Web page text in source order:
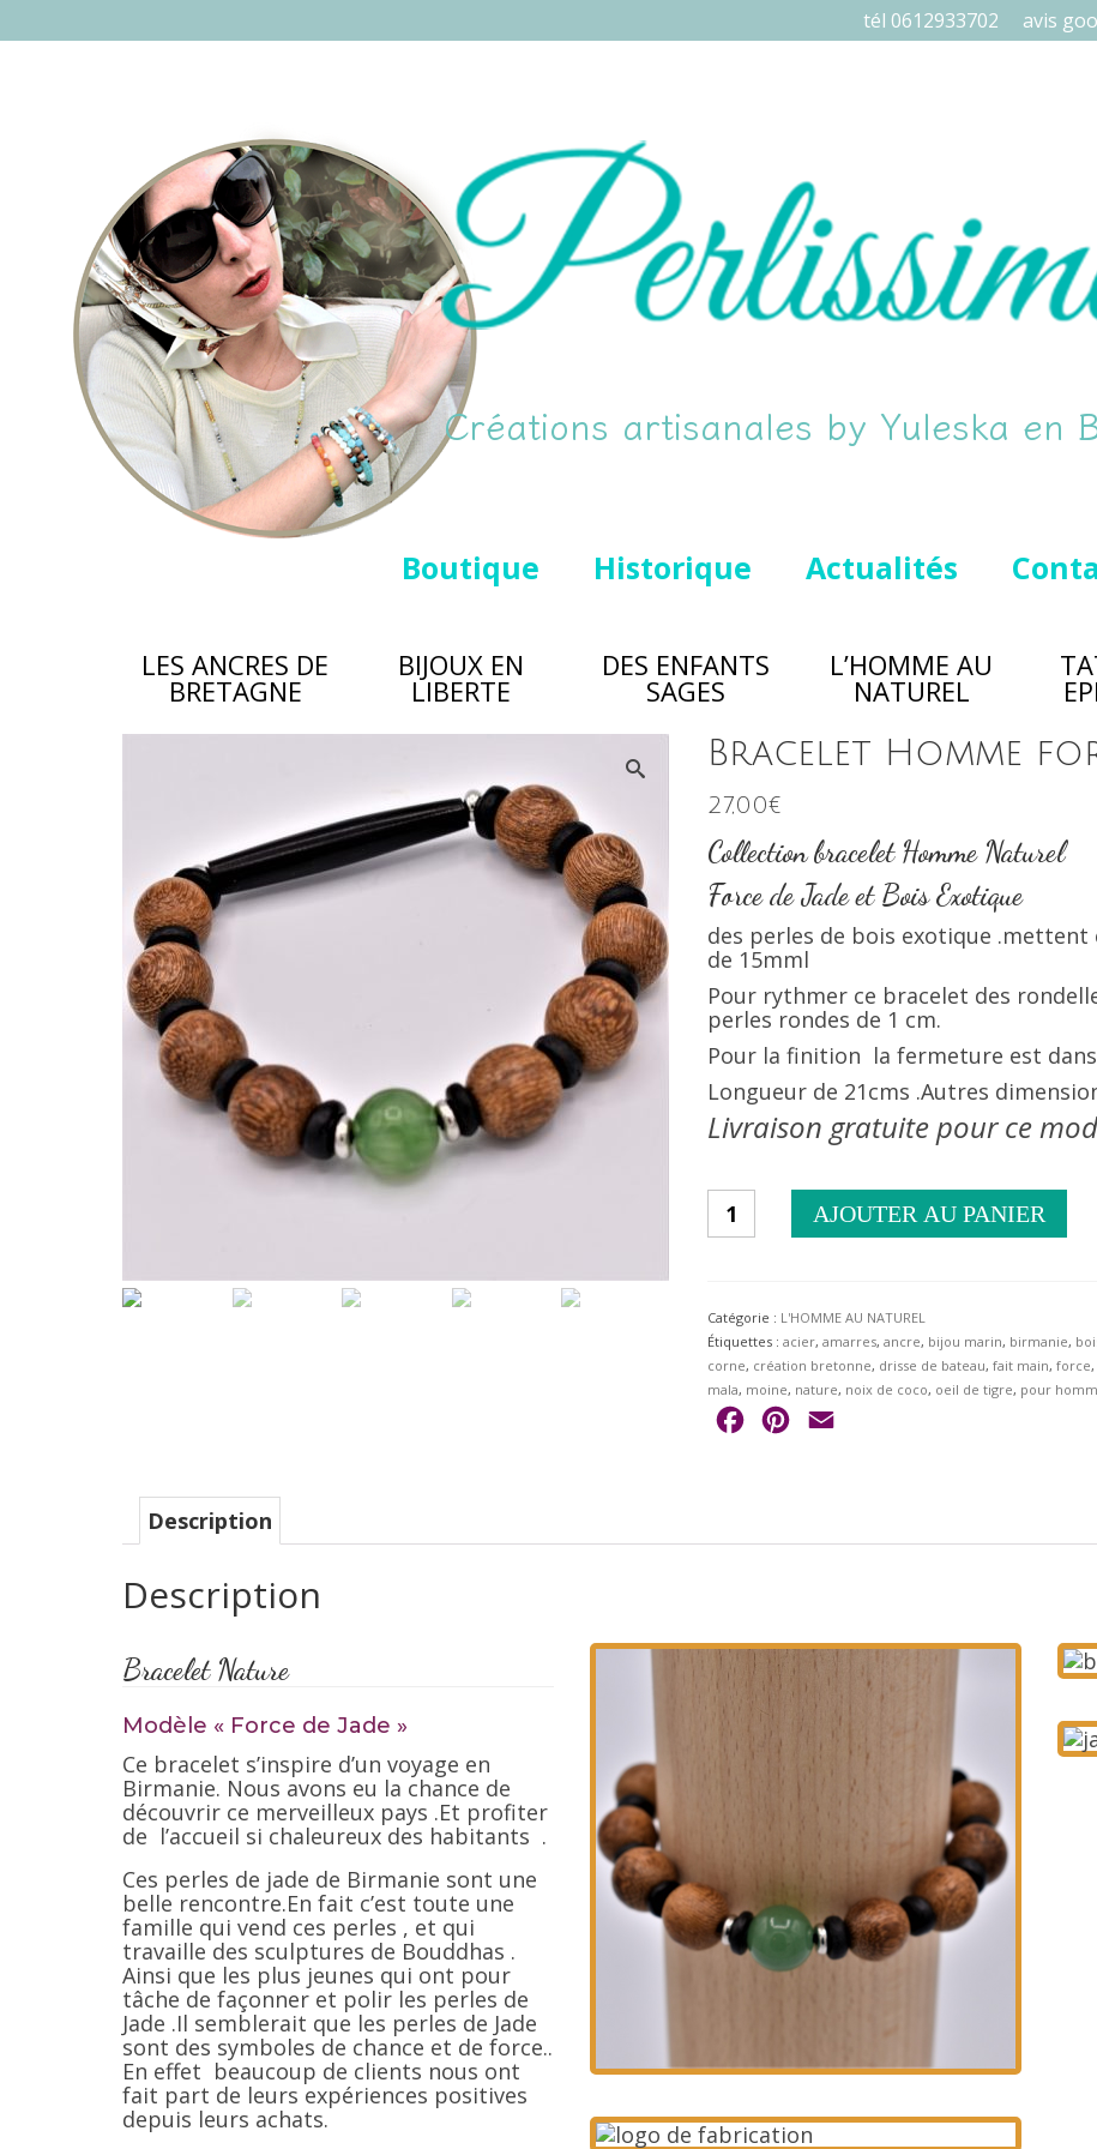
tél 0612933702 avis
Créations artisanales by Yuleska en
Boutique Historique Actualités
LES ANCRES DE
BRETAGNE
BIJOUX EN
LIBERTE
DES ENFANTS
SAGES
L’HOMME AU
NATUREL
Bracelet Homme
27,00€
Collection bracelet Homme Naturel
Force de Jade et Bois Exotique
des perles de bois exotique
de 15mml
Pour rythmer ce bracelet des
perles rondes de 1 cm.
Pour la finition la fermeture est
Longueur de 21cms .Autres
Livraison gratuite pour ce
quantité
de
de
Jade
AJOUTER AU PANIER
Catégorie : L'HOMME AU NATUREL
Étiquettes : acier, amarres, ancre, bijou marin, birmanie,
corne, création bretonne, drisse de bateau, fait main, force,
mala, moine, nature, noix de coco, oeil de tigre, pour
FacebookPinterest
Description
Description
Bracelet Nature
Modèle « Force de Jade »
Ce bracelet s’inspire d’un voyage en
Birmanie. Nous avons eu la chance de
découvrir ce merveilleux pays .Et profiter
de l’accueil si chaleureux des habitants .
Ces perles de jade de Birmanie sont une
belle rencontre.En fait c’est toute une
famille qui vend ces perles , et qui
travaille des sculptures de Bouddhas .
Ainsi que les plus jeunes qui ont pour
tâche de façonner et polir les perles de
Jade .Il semblerait que les perles de Jade
sont des symboles de chance et de force..
En effet beaucoup de clients nous ont
fait part de leurs expériences positives
depuis leurs achats.